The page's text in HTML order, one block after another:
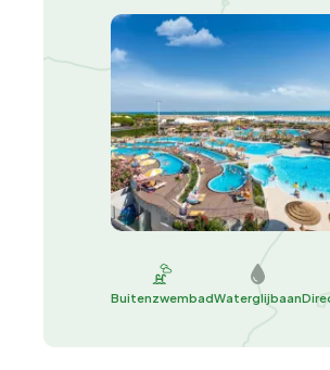
BuitenzwembadWaterglijbaan